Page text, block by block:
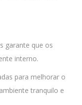
garante que os
interno.
para melhorar o
tranquilo e